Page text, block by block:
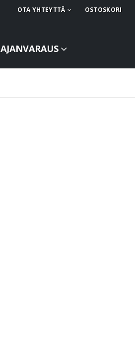
OTA YHTEYTTÄ OSTOSKORI
AJANVARAUS